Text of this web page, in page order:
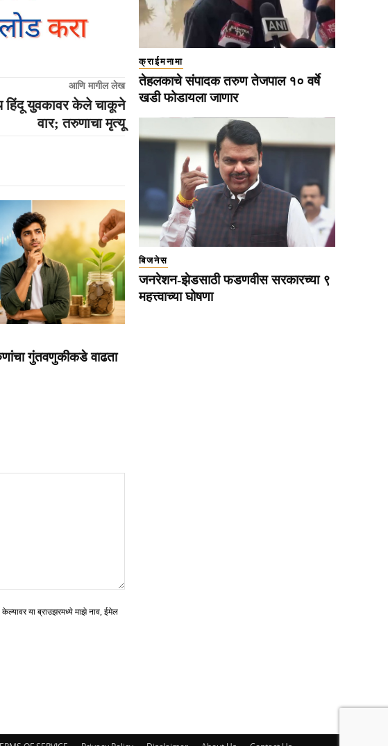
आणि मागील लेख
हिंदू युवकावर केले चाकूने
वार; तरुणाचा मृत्यू
गुंतवणुकीकडे वाढता
केल्यावर या ब्राउझरमध्ये माझे नाव, ईमेल
क्राईमनामा
तेहलकाचे संपादक तरुण तेजपाल १० वर्षे
खडी फोडायला जाणार
बिजनेस
जनरेशन-झेडसाठी फडणवीस सरकारच्या ९
महत्त्वाच्या घोषणा